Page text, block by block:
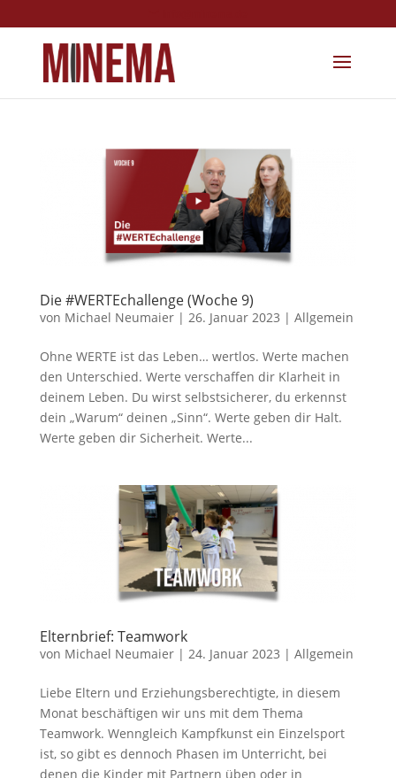
Die #WERTEchallenge (Woche 9)
von Michael Neumaier| 26. Januar 2023 | Allgemein
Ohne WERTE ist das Leben… wertlos. Werte machen
den Unterschied. Werte verschaffen dir Klarheit in
deinem Leben. Du wirst selbstsicherer, du erkennst
dein „Warum“ deinen „Sinn“. Werte geben dir Halt.
Werte geben dir Sicherheit. Werte...
Elternbrief: Teamwork
von Michael Neumaier| 24. Januar 2023 | Allgemein
Liebe Eltern und Erziehungsberechtigte, in diesem
Monat beschäftigen wir uns mit dem Thema
Teamwork. Wenngleich Kampfkunst ein Einzelsport
ist, so gibt es dennoch Phasen im Unterricht, bei
denen die Kinder mit Partnern üben oder in